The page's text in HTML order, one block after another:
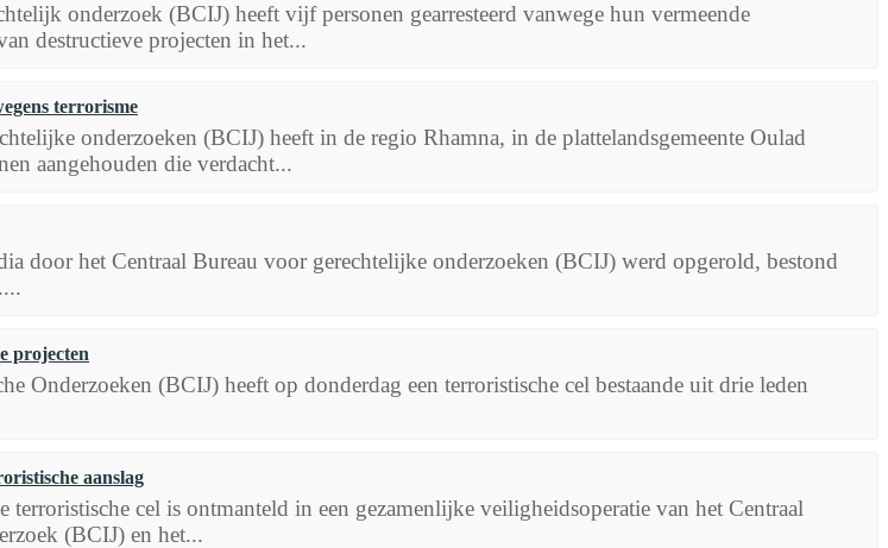
onderzoek (BCIJ) heeft vijf personen gearresteerd vanwege hun vermeende
destructieve projecten in het...
terrorisme
onderzoeken (BCIJ) heeft in de regio Rhamna, in de plattelandsgemeente Oulad
aangehouden die verdacht...
door het Centraal Bureau voor gerechtelijke onderzoeken (BCIJ) werd opgerold, bestond
projecten
Onderzoeken (BCIJ) heeft op donderdag een terroristische cel bestaande uit drie leden
aanslag
cel is ontmanteld in een gezamenlijke veiligheidsoperatie van het Centraal
(BCIJ) en het...